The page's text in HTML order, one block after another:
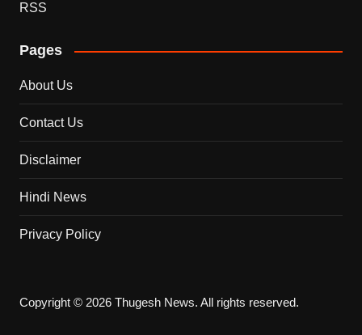
RSS
Pages
About Us
Contact Us
Disclaimer
Hindi News
Privacy Policy
Copyright © 2026 Thugesh News. All rights reserved.